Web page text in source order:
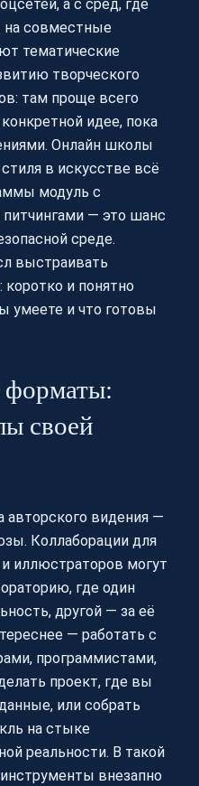
а с сред, где
совместные
тематические
творческого
там проще всего
идее, пока
Онлайн школы
в искусстве всё
модуль с
— это шанс
среде.
выстраивать
коротко и понятно
умеете и что готовы
форматы:
своей
видения —
Коллаборации для
иллюстраторов могут
где один
другой — за её
— работать с
программистами,
проект, где вы
или собрать
на стыке
реальности. В такой
внезапно